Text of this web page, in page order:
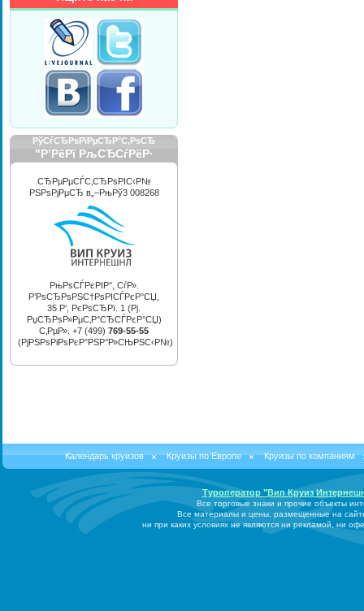
СЂРµРµСЃС‚СЂРѕРІС‹Р№
РЅРѕРјРµСЂ в„–РњРў3 008268
РњРѕСЃРєРІР°, СѓР».
Р’РѕСЂРѕРЅС†РѕРІСЃРєР°СЏ,
35 Р‘, РєРѕСЂРї. 1 (Рј.
РџСЂРѕР»РµС‚Р°СЂСЃРєР°СЏ)
С‚РµР». +7 (499) 769-55-55
(РјРЅРѕРіРѕРєР°РЅР°Р»СЊРЅС‹Р№)
РўСѓСЂРѕРїРµСЂР°С‚РѕСЂ
"Р’РёРї РљСЂСѓРёР·
Календарь круизов Круизы по Европе Круизы по компаниям
Туроператор "Вип Круиз
Все торговые знаки и прочие объекты
Все материалы и цены, размещенные на
ни при каких условиях не являются ни рекламой, ни